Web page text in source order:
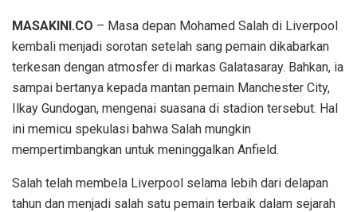
MASAKINI.CO – Masa depan Mohamed Salah di Liverpool
kembali menjadi sorotan setelah sang pemain dikabarkan
terkesan dengan atmosfer di markas Galatasaray. Bahkan, ia
sampai bertanya kepada mantan pemain Manchester City,
Ilkay Gundogan, mengenai suasana di stadion tersebut. Hal
ini memicu spekulasi bahwa Salah mungkin
mempertimbangkan untuk meninggalkan Anfield.
Salah telah membela Liverpool selama lebih dari delapan
tahun dan menjadi salah satu pemain terbaik dalam sejarah